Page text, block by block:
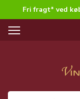
Fri fragt* ved
T